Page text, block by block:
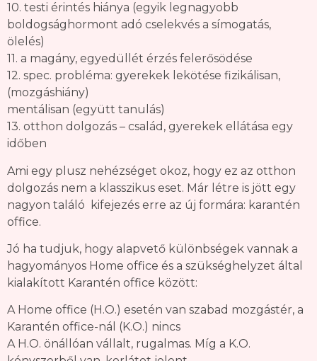
10. testi érintés hiánya (egyik legnagyobb
boldogsághormont adó cselekvés a símogatás,
ölelés)
11. a magány, egyedüllét érzés felerősödése
12. spec. probléma: gyerekek lekötése fizikálisan,
(mozgáshiány)
mentálisan (együtt tanulás)
13. otthon dolgozás – család, gyerekek ellátása egy
időben
Ami egy plusz nehézséget okoz, hogy ez az otthon
dolgozás nem a klasszikus eset. Már létre is jött egy
nagyon találó kifejezés erre az új formára: karantén
office.
Jó ha tudjuk, hogy alapvető különbségek vannak a
hagyományos Home office és a szükséghelyzet által
kialakított Karantén office között:
A Home office (H.O.) esetén van szabad mozgástér, a
Karantén office-nál (K.O.) nincs
A H.O. önállóan vállalt, rugalmas. Míg a K.O.